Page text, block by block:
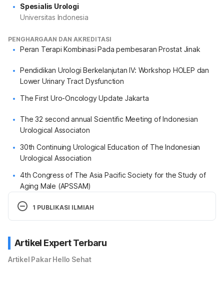
Spesialis Urologi
Universitas Indonesia
PENGHARGAAN DAN AKREDITASI
Peran Terapi Kombinasi Pada pembesaran Prostat Jinak
Pendidikan Urologi Berkelanjutan IV: Workshop HOLEP dan
Lower Urinary Tract Dysfunction
The First Uro-Oncology Update Jakarta
The 32 second annual Scientific Meeting of Indonesian
Urological Associaton
30th Continuing Urological Education of The Indonesian
Urological Association
4th Congress of The Asia Pacific Society for the Study of
Aging Male (APSSAM)
1 PUBLIKASI ILMIAH
Artikel Expert Terbaru
Artikel Pakar Hello Sehat